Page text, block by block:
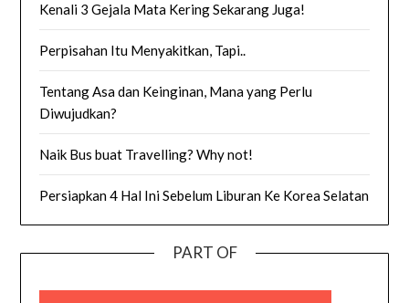
Kenali 3 Gejala Mata Kering Sekarang Juga!
Perpisahan Itu Menyakitkan, Tapi..
Tentang Asa dan Keinginan, Mana yang Perlu
Diwujudkan?
Naik Bus buat Travelling? Why not!
Persiapkan 4 Hal Ini Sebelum Liburan Ke Korea Selatan
PART OF